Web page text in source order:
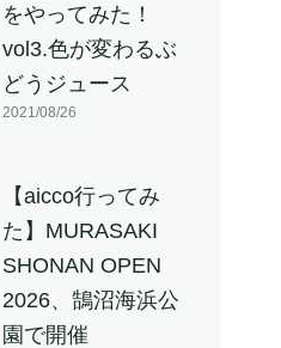
をやってみた！
vol3.色が変わるぶ
どうジュース
2021/08/26
【aicco行ってみ
た】MURASAKI
SHONAN OPEN
2026、鵠沼海浜公
園で開催